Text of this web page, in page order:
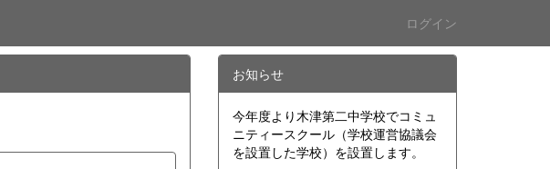
ログイン
お知らせ
今年度より木津第二中学校でコミュ
ニティースクール（学校運営協議会
を設置した学校）を設置します。